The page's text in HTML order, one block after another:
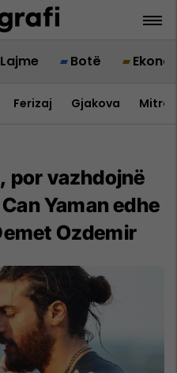
Lajme Botë
Ferizaj Gjakova
por vazhdojnë
Yaman edhe
Ozdemir